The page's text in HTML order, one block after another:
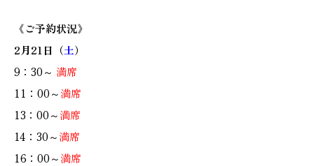
《ご予約状況》
2月21日（土）
9：30～ 満席
11：00～満席
13：00～満席
14：30～満席
16：00～満席